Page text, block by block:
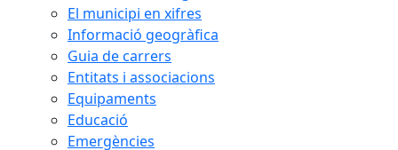
El municipi en xifres
Informació geogràfica
Guia de carrers
Entitats i associacions
Equipaments
Educació
Emergències